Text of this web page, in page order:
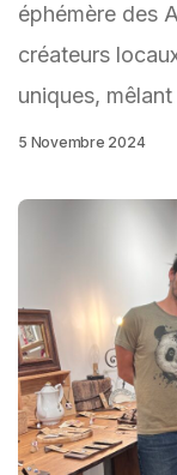
éphémère des
créateurs
uniques,
5 Novembre 2024